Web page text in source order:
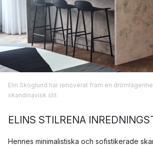
Elin Skoglund har renoverat fram en
skandinavisk stil.
ELINS STILRENA
Hennes minimalistiska och sofistikerade